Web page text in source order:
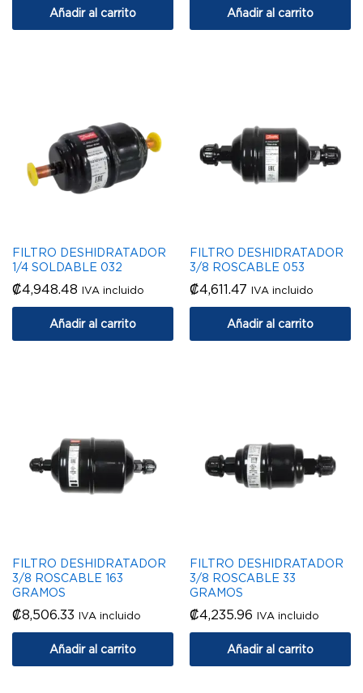
Añadir al carrito Añadir al carrito
FILTRO DESHIDRATADOR
1/4 SOLDABLE 032
₡4,948.48 IVA incluido
Añadir al carrito
FILTRO DESHIDRATADOR
3/8 ROSCABLE 053
₡4,611.47 IVA incluido
Añadir al carrito
FILTRO DESHIDRATADOR
3/8 ROSCABLE 163
GRAMOS
₡8,506.33 IVA incluido
Añadir al carrito
FILTRO DESHIDRATADOR
3/8 ROSCABLE 33
GRAMOS
₡4,235.96 IVA incluido
Añadir al carrito